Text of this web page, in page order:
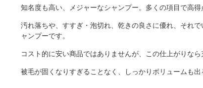
知名度も高い、メジャーなシャンプー。多くの項目で高
汚れ落ちや、すすぎ・泡切れ、乾きの良さに優れ、それ
ャンプーです。
コスト的に安い商品ではありませんが、この仕上がりなら
被毛が固くなりすぎることなく、しっかりボリュームも